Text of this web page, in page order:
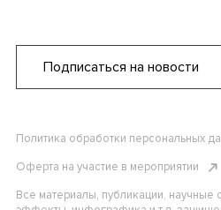
Подписаться на новости
Политика обработки персональных
Оферта на участие в мероприятии
Все материалы, публикации, научные